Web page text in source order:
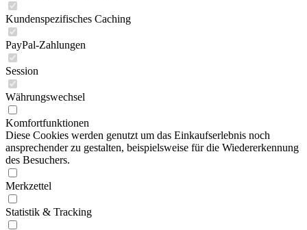
Kundenspezifisches Caching
PayPal-Zahlungen
Session
Währungswechsel
Komfortfunktionen
Diese Cookies werden genutzt um das Einkaufserlebnis noch
ansprechender zu gestalten, beispielsweise für die Wiedererkennung
des Besuchers.
Merkzettel
Statistik & Tracking